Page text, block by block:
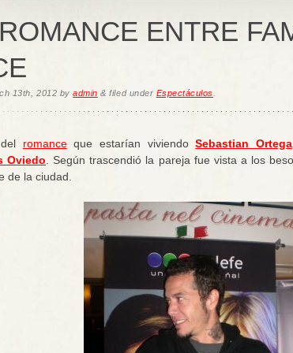
ENTRE
13th, 2012 byadmin & filed under Espectáculos
romanceque estarían viviendoSebastian Ortega
Oviedo . Según trascendió la pareja fue vista a los
de la ciudad.